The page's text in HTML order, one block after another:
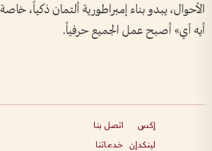
الأحوال، يبدو بناء إمبراطورية ألتمان ذكياً،
أيه آي» أصبح عمل الجميع حرفياً.
إكس
لينكدإن
اتصل بنا
خدماتنا